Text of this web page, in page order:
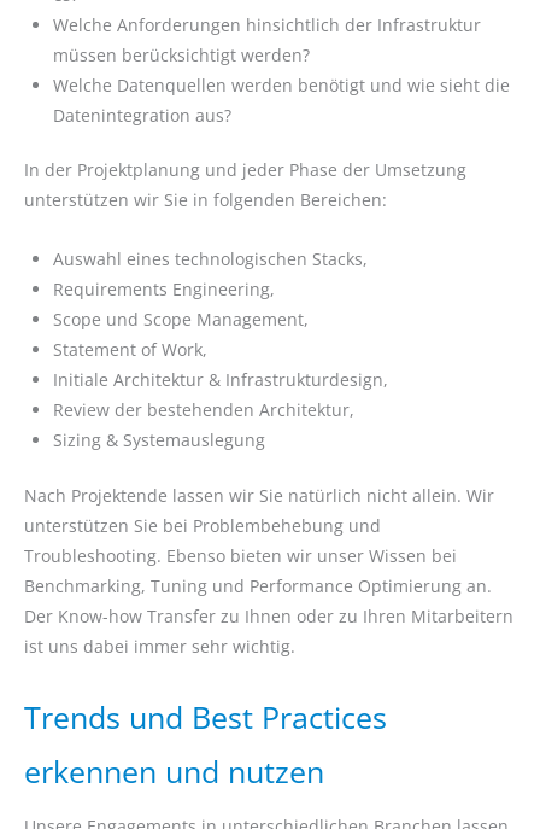
Welche Anforderungen hinsichtlich der Infrastruktur
müssen berücksichtigt werden?
Welche Datenquellen werden benötigt und wie sieht die
Datenintegration aus?
In der Projektplanung und jeder Phase der Umsetzung
unterstützen wir Sie in folgenden Bereichen:
Auswahl eines technologischen Stacks,
Requirements Engineering,
Scope und Scope Management,
Statement of Work,
Initiale Architektur & Infrastrukturdesign,
Review der bestehenden Architektur,
Sizing & Systemauslegung
Nach Projektende lassen wir Sie natürlich nicht allein. Wir
unterstützen Sie bei Problembehebung und
Troubleshooting. Ebenso bieten wir unser Wissen bei
Benchmarking, Tuning und Performance Optimierung an.
Der Know-how Transfer zu Ihnen oder zu Ihren Mitarbeitern
ist uns dabei immer sehr wichtig.
Trends und Best Practices
erkennen und nutzen